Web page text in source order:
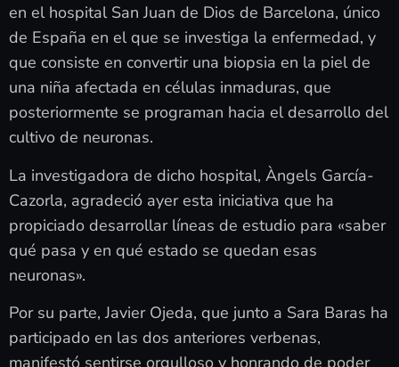
en el hospital San Juan de Dios de Barcelona, único
de España en el que se investiga la enfermedad, y
que consiste en convertir una biopsia en la piel de
una niña afectada en células inmaduras, que
posteriormente se programan hacia el desarrollo del
cultivo de neuronas.
La investigadora de dicho hospital, Àngels García-
Cazorla, agradeció ayer esta iniciativa que ha
propiciado desarrollar líneas de estudio para «saber
qué pasa y en qué estado se quedan esas
neuronas».
Por su parte, Javier Ojeda, que junto a Sara Baras ha
participado en las dos anteriores verbenas,
manifestó sentirse orgulloso y honrando de poder